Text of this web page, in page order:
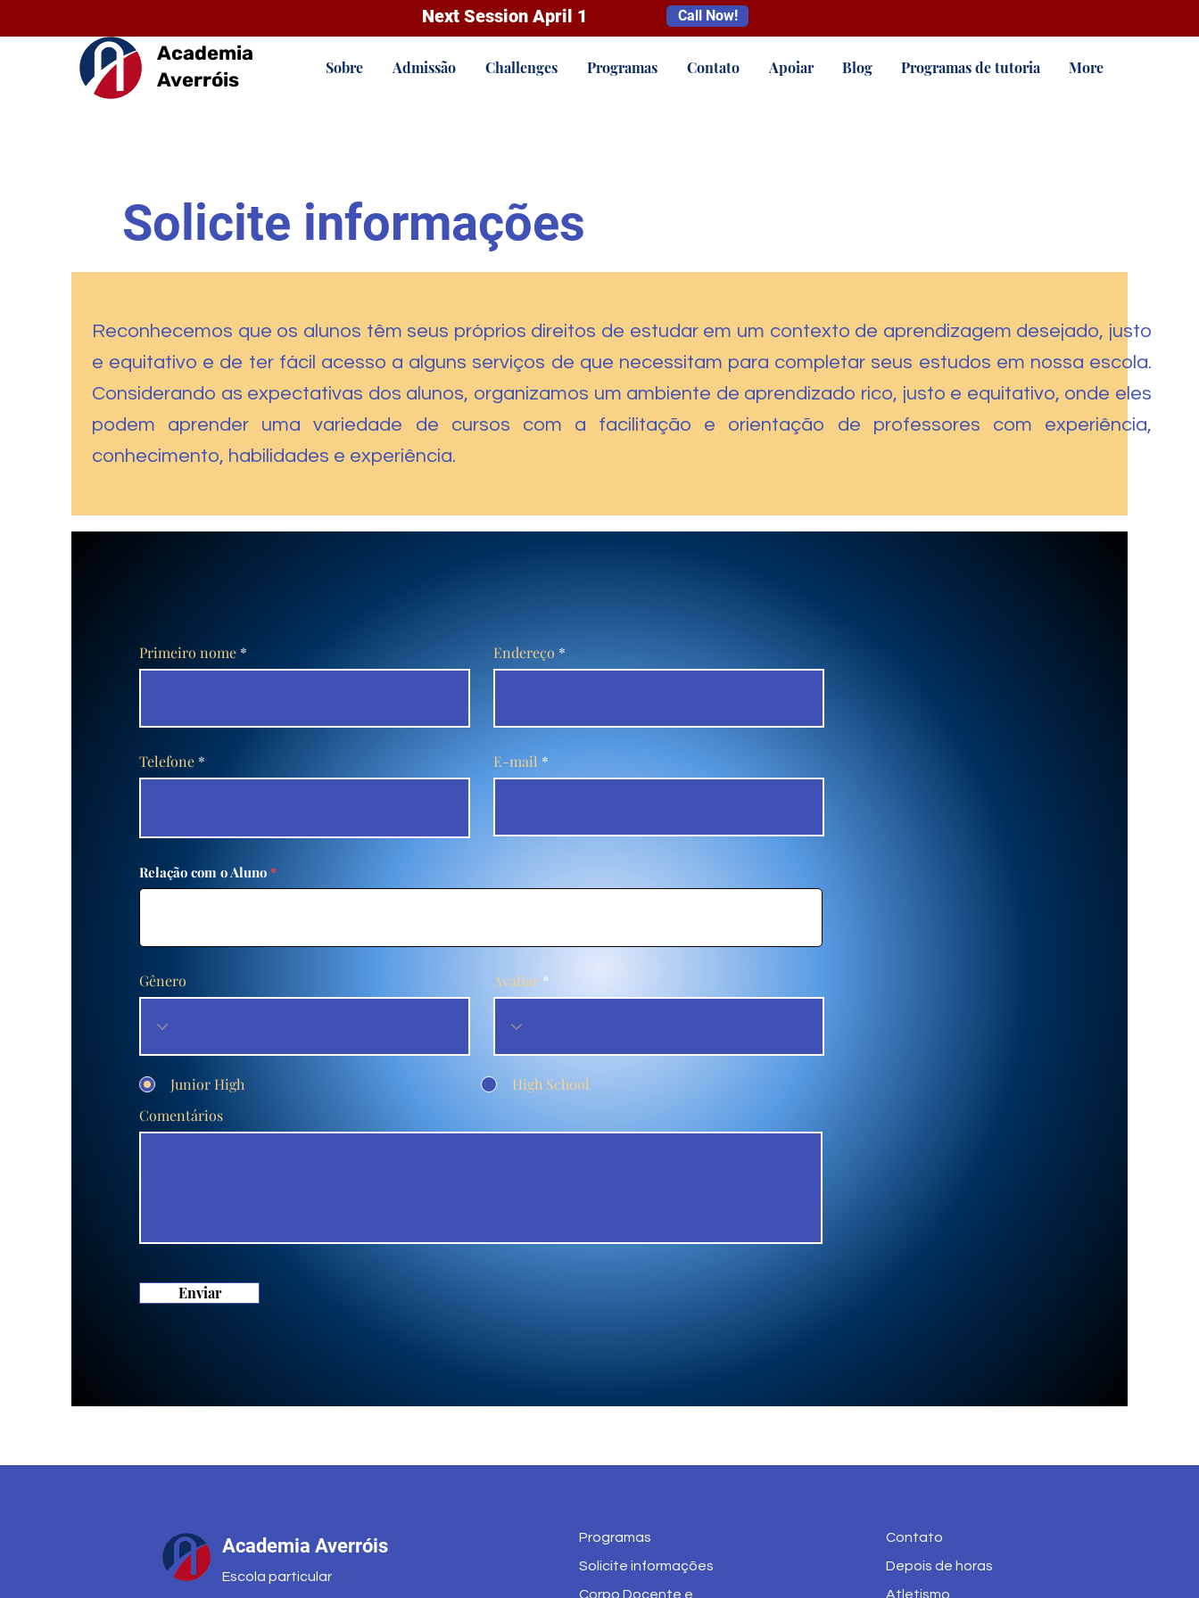
Next Session April 1 Call Now!
Academia
Averróis
Sobre Admissão Challenges Programas Contato Apoiar Blog Programas de tutoria More
Solicite informações
Reconhecemos que os alunos têm seus próprios direitos de estudar em um contexto de aprendizagem desejado, justo
e equitativo e de ter fácil acesso a alguns serviços de que necessitam para completar seus estudos em nossa escola.
Considerando as expectativas dos alunos, organizamos um ambiente de aprendizado rico, justo e equitativo, onde eles
podem aprender uma variedade de cursos com a facilitação e orientação de professores com experiência,
conhecimento, habilidades e experiência.
Primeiro nome Endereço
Telefone E-mail
Relação com o Aluno
Gênero Avaliar
Junior High
High School
Comentários
Enviar
Academia Averróis
Escola particular
Programas
Solicite informações
Corpo Docente e
Contato
Depois de horas
Atletismo